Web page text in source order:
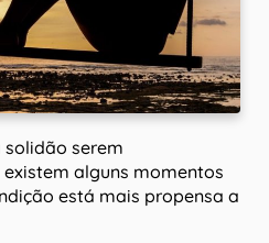
solidão serem
alguns momentos
está mais propensa a